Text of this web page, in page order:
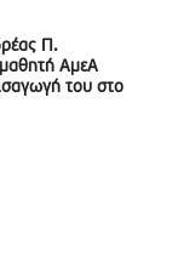
Π.
ΑμεΑ
του στο